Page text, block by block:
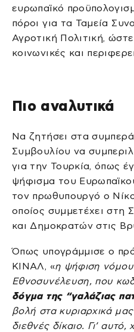
ευρωπαϊκό
πόροι για τα Ταμεία
Αγροτική Πολιτική,
κοινωνικές και
Πιο αναλυτικά
Να ζητήσει στα
Συμβουλίου να
για την Τουρκία, όπως
ψήφισμα του
τον πρωθυπουργό ο
οποίος συμμετέχει στη
και Δημοκρατών στις
Όπως υπογράμμισε ο
ΚΙΝΑΛ, «η ψήφιση νόμου
Εθνοσυνέλευση, που
δόγμα της “γαλάζιας
βολή στα κυριαρχικά
διεθνές δίκαιο. Γι’ αυτό,